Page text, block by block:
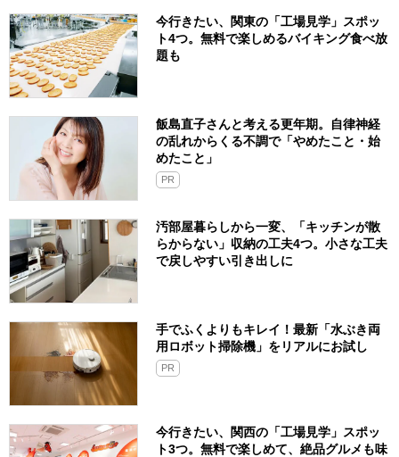
今行きたい、関東の「工場見学」スポッ
ト4つ。無料で楽しめるバイキング食べ放
題も
飯島直子さんと考える更年期。自律神経
の乱れからくる不調で「やめたこと・始
めたこと」
PR
汚部屋暮らしから一変、「キッチンが散
らからない」収納の工夫4つ。小さな工夫
で戻しやすい引き出しに
手でふくよりもキレイ！最新「水ぶき両
用ロボット掃除機」をリアルにお試し
PR
今行きたい、関西の「工場見学」スポッ
ト3つ。無料で楽しめて、絶品グルメも味